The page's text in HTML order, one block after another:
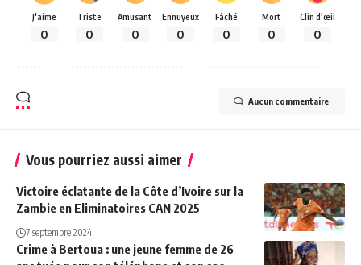
J'aime
0
Triste
0
Amusant
0
Ennuyeux
0
Fâché
0
Mort
0
Clin d'œil
0
Aucun commentaire
Vous pourriez aussi aimer
Victoire éclatante de la Côte d’Ivoire sur la
Zambie en Eliminatoires CAN 2025
7 septembre 2024
Crime à Bertoua : une jeune femme de 26